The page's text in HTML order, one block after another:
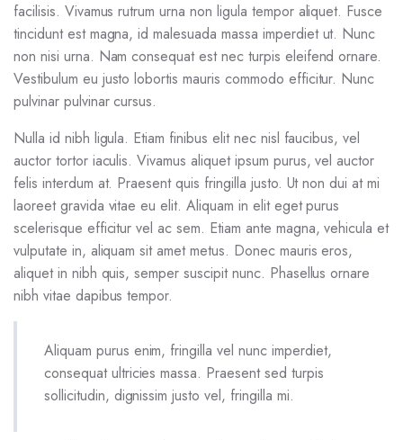
facilisis. Vivamus rutrum urna non ligula tempor aliquet. Fusce
tincidunt est magna, id malesuada massa imperdiet ut. Nunc
non nisi urna. Nam consequat est nec turpis eleifend ornare.
Vestibulum eu justo lobortis mauris commodo efficitur. Nunc
pulvinar pulvinar cursus.
Nulla id nibh ligula. Etiam finibus elit nec nisl faucibus, vel
auctor tortor iaculis. Vivamus aliquet ipsum purus, vel auctor
felis interdum at. Praesent quis fringilla justo. Ut non dui at mi
laoreet gravida vitae eu elit. Aliquam in elit eget purus
scelerisque efficitur vel ac sem. Etiam ante magna, vehicula et
vulputate in, aliquam sit amet metus. Donec mauris eros,
aliquet in nibh quis, semper suscipit nunc. Phasellus ornare
nibh vitae dapibus tempor.
Aliquam purus enim, fringilla vel nunc imperdiet,
consequat ultricies massa. Praesent sed turpis
sollicitudin, dignissim justo vel, fringilla mi.